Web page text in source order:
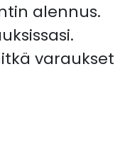
alennus.
varaukset